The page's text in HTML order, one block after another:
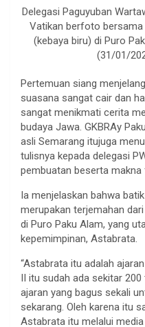
Delegasi Paguyuban
Vatikan berfoto bersama
(kebaya biru) di Puro
(31/01/
Pertemuan siang
suasana sangat cair dan
sangat menikmati cerita
budaya Jawa. GKBRAy
asli Semarang itujuga
tulisnya kepada delegasi
pembuatan beserta
Ia menjelaskan bahwa
merupakan terjemahan
di Puro Paku Alam, yang
kepemimpinan, Astabrata.
“Astabrata itu adalah
II itu sudah ada sekitar
ajaran yang bagus sekali
sekarang. Oleh karena itu
Astabrata itu melalui